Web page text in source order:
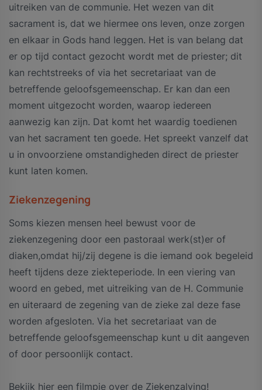
uitreiken van de communie. Het wezen van dit
sacrament is, dat we hiermee ons leven, onze zorgen
en elkaar in Gods hand leggen. Het is van belang dat
er op tijd contact gezocht wordt met de priester; dit
kan rechtstreeks of via het secretariaat van de
betreffende geloofsgemeenschap. Er kan dan een
moment uitgezocht worden, waarop iedereen
aanwezig kan zijn. Dat komt het waardig toedienen
van het sacrament ten goede. Het spreekt vanzelf dat
u in onvoorziene omstandigheden direct de priester
kunt laten komen.
Ziekenzegening
Soms kiezen mensen heel bewust voor de
ziekenzegening door een pastoraal werk(st)er of
diaken,omdat hij/zij degene is die iemand ook begeleid
heeft tijdens deze ziekteperiode. In een viering van
woord en gebed, met uitreiking van de H. Communie
en uiteraard de zegening van de zieke zal deze fase
worden afgesloten. Via het secretariaat van de
betreffende geloofsgemeenschap kunt u dit aangeven
of door persoonlijk contact.
Bekijk hier een filmpje over de Ziekenzalving!